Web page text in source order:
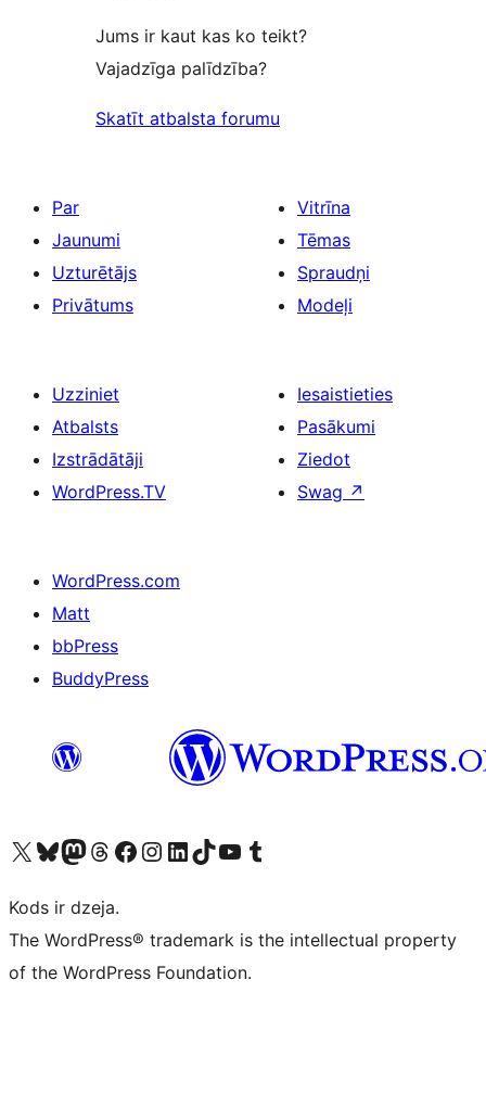
Jums ir kaut kas ko teikt?
Vajadzīga palīdzība?
Skatīt atbalsta forumu
Par
Jaunumi
Uzturētājs
Privātums
Vitrīna
Tēmas
Spraudņi
Modeļi
Uzziniet
Atbalsts
Izstrādātāji
WordPress.TV
Iesaistieties
Pasākumi
Ziedot
Swag ↗
WordPress.com
Matt
bbPress
BuddyPress
Apmeklējiet mūsu X (agrāk Twitter) kontu
Apmeklējiet mūsu Bluesky kontu
Apmeklējiet mūsu Mastodon kontu
Apmeklējiet mūsu Threads kontu
Apmeklējiet mūsu Facebook lapuApmeklējiet mūsu Instagram kontu
Apmeklējiet mūsu LinkedIn kontu
Apmeklējiet mūsu TikTok kontu
Apmeklējiet mūsu YouTube kanālu
Apmeklējiet mūsu Tumblr kontu
Kods ir dzeja.
The WordPress® trademark is the intellectual property
of the WordPress Foundation.